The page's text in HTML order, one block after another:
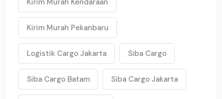
Kirim Murah Pekanbaru
Logistik Cargo Jakarta Siba Cargo
Siba Cargo Batam Siba Cargo Jakarta